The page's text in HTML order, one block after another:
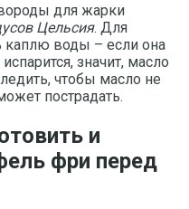
для жарки
Цельсия. Для
каплю воды – если она
значит, масло
чтобы масло не
пострадать.
и
фри перед